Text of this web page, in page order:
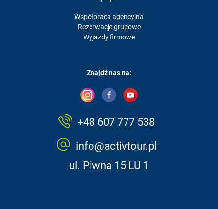
Współpraca agencyjna
Rezerwacje grupowe
Wyjazdy firmowe
Znajdź nas na:
+48 607 777 538
info@activtour.pl
ul. Piwna 15 LU 1